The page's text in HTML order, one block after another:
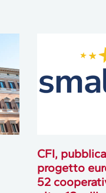
CFI,
progetto
52